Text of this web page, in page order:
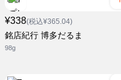
¥338(税込¥365.04)
銘店紀行 博多だるま
98g